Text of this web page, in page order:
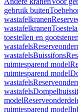
gebruik buiten
wastafelkranen
wastafelkranen
toestellen en gootstenen
wastafels
wastafelsBuissifons
ruimtesparend model
ruimtesparend model
wastafels
wastafels
model
ruimtesparend model